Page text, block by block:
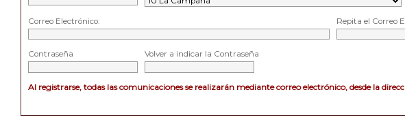
Correo Electrónico: Repita el Correo
Contraseña Volver a indicar la Contraseña
Al registrarse, todas las comunicaciones se realizarán mediante correo electrónico, desde la